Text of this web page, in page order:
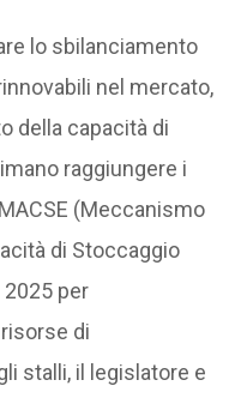
lo sbilanciamento
nel mercato,
della capacità di
raggiungere i
(Meccanismo
di Stoccaggio
2025 per
di
stalli, il legislatore e